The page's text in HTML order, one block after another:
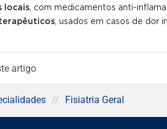
locais, com medicamentos anti-
, usados em casos de dor
artigo
// Fisiatria Geral